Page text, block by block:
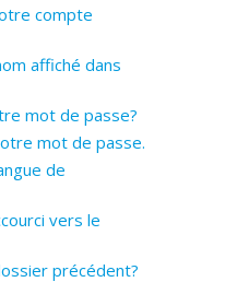
compte
affiché dans
mot de passe?
mot de passe.
de
vers le
précédent?